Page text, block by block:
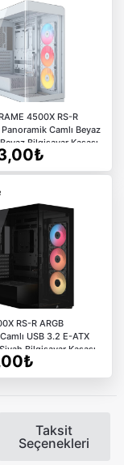
4500X RS-R
Panoramik Camlı Beyaz
Bilgisayar Kasası
RS-R ARGB
USB 3.2 E-ATX
Bilgisayar Kasası
Taksit
Seçenekleri